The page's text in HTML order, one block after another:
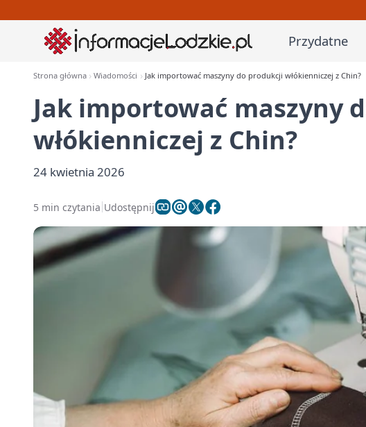
Przydatne
Strona główna Wiadomości Jak importować maszyny do produkcji włókienniczej z Chin?
Jak importować maszyny
włókienniczej z Chin?
24 kwietnia 2026
5 min czytania Udostępnij